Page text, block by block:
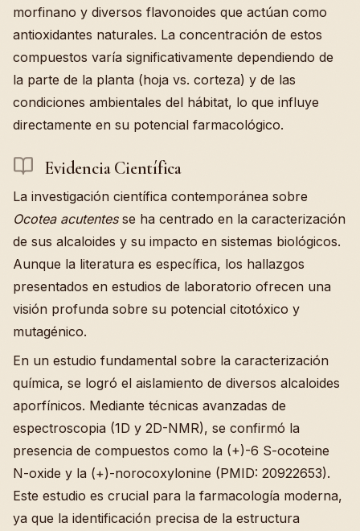
morfinano y diversos flavonoides que actúan como
antioxidantes naturales. La concentración de estos
compuestos varía significativamente dependiendo de
la parte de la planta (hoja vs. corteza) y de las
condiciones ambientales del hábitat, lo que influye
directamente en su potencial farmacológico.
Evidencia Científica
La investigación científica contemporánea sobre
Ocotea acutentesse ha centrado en la caracterización
de sus alcaloides y su impacto en sistemas biológicos.
Aunque la literatura es específica, los hallazgos
presentados en estudios de laboratorio ofrecen una
visión profunda sobre su potencial citotóxico y
mutagénico.
En un estudio fundamental sobre la caracterización
química, se logró el aislamiento de diversos alcaloides
aporfínicos. Mediante técnicas avanzadas de
espectroscopia (1D y 2D-NMR), se confirmó la
presencia de compuestos como la (+)-6 S-ocoteine
N-oxide y la (+)-norocoxylonine (PMID: 20922653).
Este estudio es crucial para la farmacología moderna,
ya que la identificación precisa de la estructura